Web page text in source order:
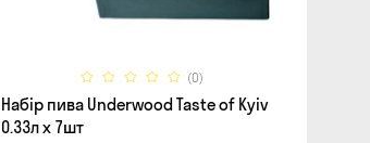
(0)
Набір пива Underwood Taste of Kyiv
0.33л x 7шт